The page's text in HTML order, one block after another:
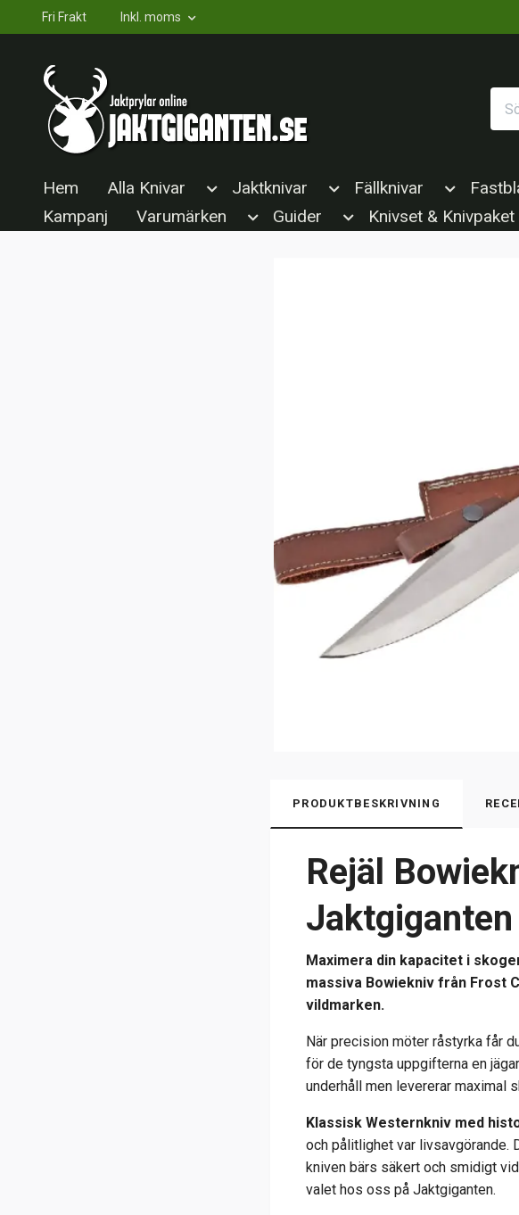
Fri Frakt Inkl. moms
Hem Alla Knivar Jaktknivar Fällknivar
Kampanj
Varumärken Guider Knivset & Knivpaket
PRODUKTBESKRIVNING
Rejäl
Jaktgiganten
Maximera din kapacitet i
massiva Bowiekniv från Frost
vildmarken.
När precision möter råstyrka får
för de tyngsta uppgifterna en
underhåll men levererar maximal
Klassisk Westernkniv med
och pålitlighet var livsavgörande.
kniven bärs säkert och smidigt
valet hos oss på Jaktgiganten.